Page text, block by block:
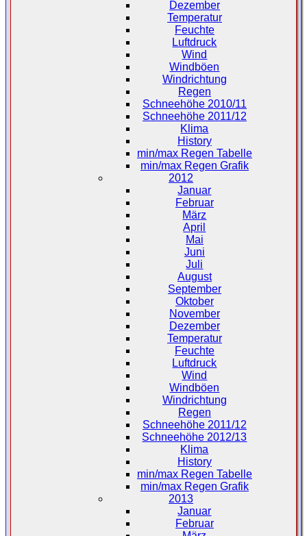
Dezember
Temperatur
Feuchte
Luftdruck
Wind
Windböen
Windrichtung
Regen
Schneehöhe 2010/11
Schneehöhe 2011/12
Klima
History
min/max Regen Tabelle
min/max Regen Grafik
2012
Januar
Februar
März
April
Mai
Juni
Juli
August
September
Oktober
November
Dezember
Temperatur
Feuchte
Luftdruck
Wind
Windböen
Windrichtung
Regen
Schneehöhe 2011/12
Schneehöhe 2012/13
Klima
History
min/max Regen Tabelle
min/max Regen Grafik
2013
Januar
Februar